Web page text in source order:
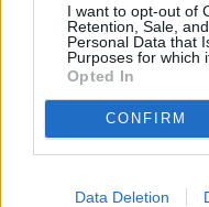
I want to opt-out of
Retention, Sale,
Personal Data that
Purposes for which
Opted In
CONFIRM
Data Deletion
«Είχα άγχος γιατί
οποιοσδήποτε θα
που κατεβαίνω
καρκίνο. Δεν